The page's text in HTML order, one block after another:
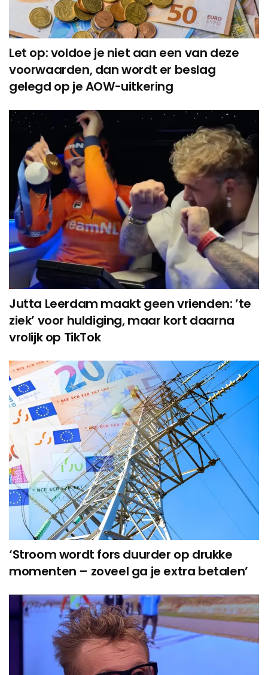
Let op: voldoe je niet aan een van deze
voorwaarden, dan wordt er beslag
gelegd op je AOW-uitkering
Jutta Leerdam maakt geen vrienden: ’te
ziek’ voor huldiging, maar kort daarna
vrolijk op TikTok
‘Stroom wordt fors duurder op drukke
momenten – zoveel ga je extra betalen’